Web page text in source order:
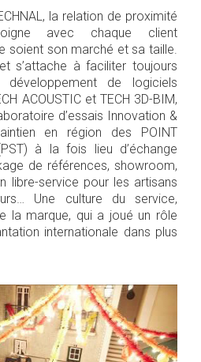
la relation de proximité
avec chaque client
soient son marché et sa taille.
s’attache à faciliter toujours
de logiciels
ACOUSTIC et TECH 3D-BIM,
d’essais Innovation &
en région des POINT
à la fois lieu d’échange
de références, showroom,
libre-service pour les artisans
Une culture du service,
la marque, qui a joué un rôle
internationale dans plus